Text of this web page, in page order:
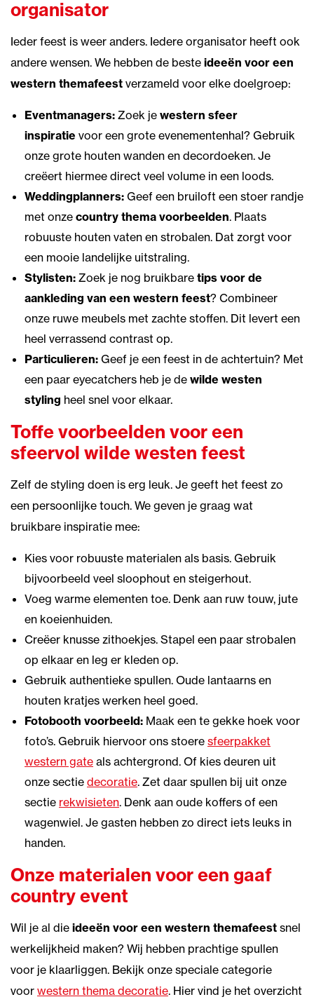
organisator
Ieder feest is weer anders. Iedere organisator heeft ook
andere wensen. We hebben de beste ideeën voor een
western themafeest verzameld voor elke doelgroep:
Eventmanagers: Zoek je western sfeer
inspiratie voor een grote evenementenhal? Gebruik
onze grote houten wanden en decordoeken. Je
creëert hiermee direct veel volume in een loods.
Weddingplanners: Geef een bruiloft een stoer randje
met onze country thema voorbeelden. Plaats
robuuste houten vaten en strobalen. Dat zorgt voor
een mooie landelijke uitstraling.
Stylisten: Zoek je nog bruikbare tips voor de
aankleding van een western feest? Combineer
onze ruwe meubels met zachte stoffen. Dit levert een
heel verrassend contrast op.
Particulieren: Geef je een feest in de achtertuin? Met
een paar eyecatchers heb je de wilde westen
styling heel snel voor elkaar.
Toffe voorbeelden voor een
sfeervol wilde westen feest
Zelf de styling doen is erg leuk. Je geeft het feest zo
een persoonlijke touch. We geven je graag wat
bruikbare inspiratie mee:
Kies voor robuuste materialen als basis. Gebruik
bijvoorbeeld veel sloophout en steigerhout.
Voeg warme elementen toe. Denk aan ruw touw, jute
en koeienhuiden.
Creëer knusse zithoekjes. Stapel een paar strobalen
op elkaar en leg er kleden op.
Gebruik authentieke spullen. Oude lantaarns en
houten kratjes werken heel goed.
Fotobooth voorbeeld: Maak een te gekke hoek voor
foto’s. Gebruik hiervoor ons stoere sfeerpakket
western gate als achtergrond. Of kies deuren uit
onze sectie decoratie. Zet daar spullen bij uit onze
sectie rekwisieten. Denk aan oude koffers of een
wagenwiel. Je gasten hebben zo direct iets leuks in
handen.
Onze materialen voor een gaaf
country event
Wil je al die ideeën voor een western themafeest snel
werkelijkheid maken? Wij hebben prachtige spullen
voor je klaarliggen. Bekijk onze speciale categorie
voor western thema decoratie. Hier vind je het overzicht